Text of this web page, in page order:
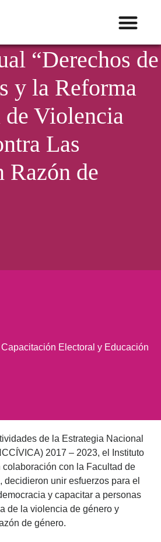
“Derechos de
y la Reforma
Violencia
Las
Razón de
Electoral y Educación
de la Estrategia Nacional
2017 – 2023, el Instituto
con la Facultad de
decidieron unir esfuerzos para el
y capacitar a personas
de la violencia de género y
de género.